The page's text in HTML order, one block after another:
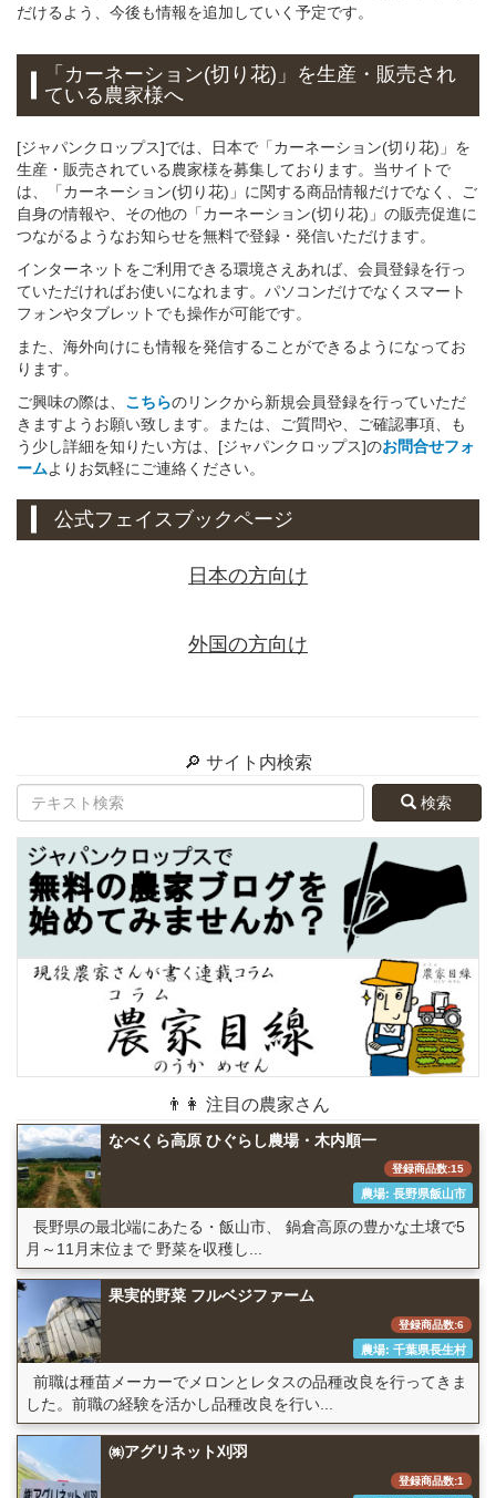
だけるよう、今後も情報を追加していく予定です。
「カーネーション(切り花)」 を生産・販売され
ている 農家様へ
[ジャパンクロップス]では、日本で「カーネーション(切り花)」を
生産・販売されている農家様を募集しております。当サイトで
は、「カーネーション(切り花)」に関する商品情報だけでなく、ご
自身の情報や、その他の「カーネーション(切り花)」の販売促進に
つながるようなお知らせを無料で登録・発信いただけます。
インターネットをご利用できる環境さえあれば、会員登録を行っ
ていただければお使いになれます。パソコンだけでなくスマート
フォンやタブレットでも操作が可能です。
また、海外向けにも情報を発信することができるようになってお
ります。
ご興味の際は、 こちらのリンクから新規会員登録を行っていただ
きますようお願い致します。または、ご質問や、ご確認事項、も
う少し詳細を知りたい方は、[ジャパンクロップス]のお問合せフォ
ームよりお気軽にご連絡ください。
公式フェイスブックページ
日本の方向け
外国の方向け
🔎 サイト内検索
検索
👨👩 注目の農家さん
なべくら高原 ひぐらし農場・木内順一
登録商品数:15
農場: 長野県飯山市
長野県の最北端にあたる・飯山市、 鍋倉高原の豊かな土壌で5
月～11月末位まで 野菜を収穫し...
果実的野菜 フルベジファーム
登録商品数:6
農場: 千葉県長生村
前職は種苗メーカーでメロンとレタスの品種改良を行ってきま
した。前職の経験を活かし品種改良を行い...
㈱アグリネット刈羽
登録商品数:1